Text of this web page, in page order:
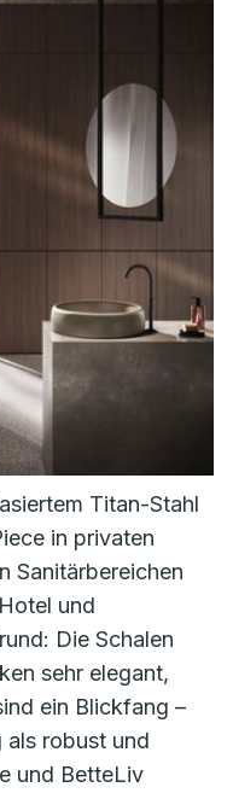
Titan-Stahl
in privaten
Sanitärbereichen
und
Die Schalen
sehr elegant,
ein Blickfang –
als robust und
und BetteLiv